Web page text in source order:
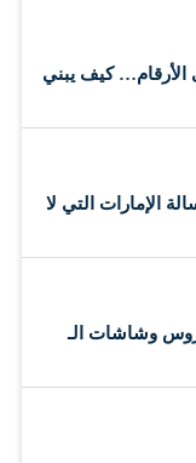
الأرقام… كيف يبني
الإمارات التي لا
وشاشات الـ